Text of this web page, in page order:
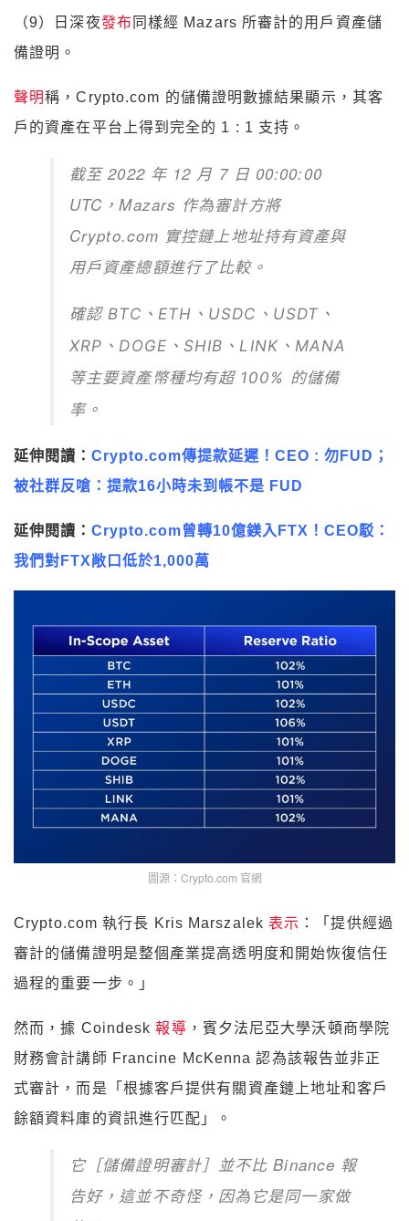
（9）日深夜發布 同樣經 Mazars 所審計的用戶資產儲
備證明。
聲明稱，Crypto.com 的儲備證明數據結果顯示，其客
戶的資產在平台上得到完全的 1 : 1 支持。
截至 2022 年 12 月 7 日 00:00:00
UTC，Mazars 作為審計方將
Crypto.com 實控鏈上地址持有資產與
用戶資產總額進行了比較。
確認BTC、ETH、USDC、USDT、
XRP、DOGE、SHIB、LINK、MANA
等主要資產幣種均有超 100% 的儲備
率。
延伸閱讀： Crypto.com傳提款延遲！CEO : 勿FUD；
被社群反嗆：提款16小時未到帳不是 FUD
延伸閱讀： Crypto.com曾轉10億鎂入FTX！CEO駁：
我們對FTX敞口低於1,000萬
Crypto.com 執行長 Kris Marszalek
審計的儲備證明是整個產業提高透明度和開始恢復信任
過程的重要一步。」
然而，據 Coindesk
財務會計講師 Francine McKenna 認為該報告並非正
式審計，而是「根據客戶提供有關資產鏈上地址和客戶
餘額資料庫的資訊進行匹配」。
它［儲備證明審計］並不比 Binance 報
告好，這並不奇怪，因為它是同一家做
的。